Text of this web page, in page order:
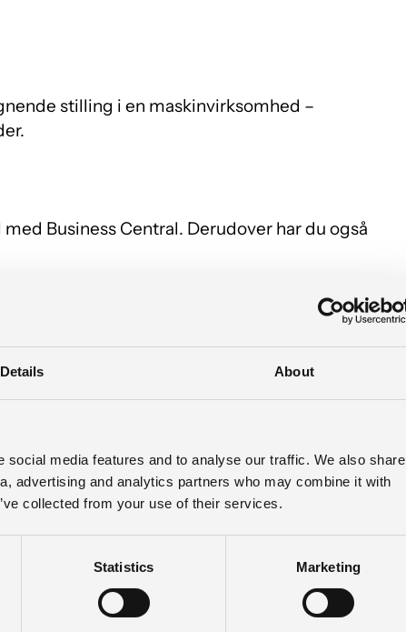
Details About
media features and to analyse our traffic. We also share
advertising and analytics partners who may combine it with
collected from your use of their services.
Statistics Marketing
stilling i en maskinvirksomhed –
Business Central. Derudover har du også
tegninger.
fx maskinmester, mekanisk ingeniør,
som fx industritekniker.
hvor du har mulighed for faglig og